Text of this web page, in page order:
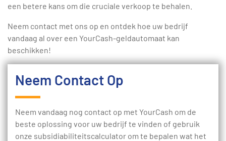
een betere kans om die cruciale verkoop te behalen.
Neem contact met ons op en ontdek hoe uw bedrijf
vandaag al over een YourCash-geldautomaat kan
beschikken!
Neem Contact Op
Neem vandaag nog contact op met YourCash om de
beste oplossing voor uw bedrijf te vinden of gebruik
onze subsidiabiliteitscalculator om te bepalen wat het